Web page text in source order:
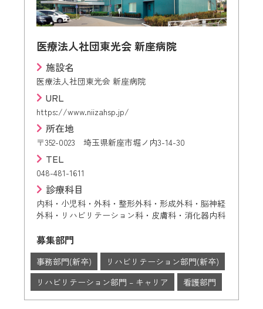
医療法人社団東光会 新座病院
施設名
医療法人社団東光会 新座病院
URL
https://www.niizahsp.jp/
所在地
〒352-0023 埼玉県新座市堀ノ内3-14-30
TEL
048-481-1611
診療科目
内科・小児科・外科・整形外科・形成外科・脳神経
外科・リハビリテーション科・皮膚科・消化器内科
募集部門
事務部門(新卒)
リハビリテーション部門(新卒)
リハビリテーション部門 – キャリア
看護部門